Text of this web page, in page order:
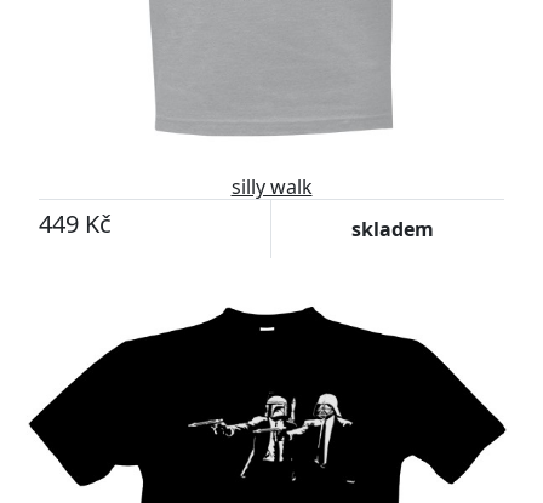
silly walk
449 Kč skladem